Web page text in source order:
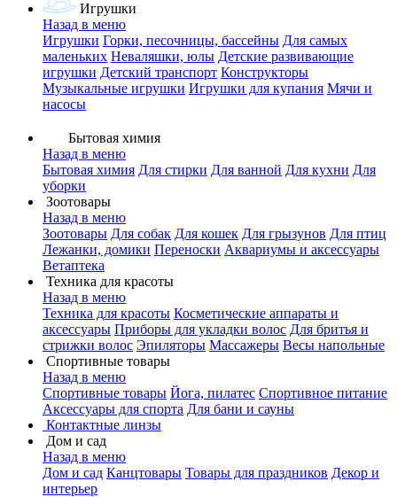
Игрушки
Назад в меню
Игрушки Горки, песочницы, бассейны Для самых
маленьких Неваляшки, юлы Детские развивающие
игрушки Детский транспорт Конструкторы
Музыкальные игрушки Игрушки для купания Мячи и
насосы
Бытовая химия
Назад в меню
Бытовая химия Для стирки Для ванной Для кухни Для
уборки
Зоотовары
Назад в меню
Зоотовары Для собак Для кошек Для грызунов Для птиц
Лежанки, домики Переноски Аквариумы и аксессуары
Ветаптека
Техника для красоты
Назад в меню
Техника для красоты Косметические аппараты и
аксессуары Приборы для укладки волос Для бритья и
стрижки волос Эпиляторы Массажеры Весы напольные
Спортивные товары
Назад в меню
Спортивные товары Йога, пилатес Спортивное питание
Аксессуары для спорта Для бани и сауны
Контактные линзы
Дом и сад
Назад в меню
Дом и сад Канцтовары Товары для праздников Декор и
интерьер